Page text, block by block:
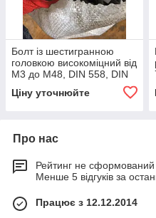
Болт із шестигранною
головкою високоміцний від
М3 до М48, DIN 558, DIN
601, DIN 931, DIN 933, DIN
960, DIN 961
Ціну уточнюйте
Про нас
Рейтинг не сформований
Менше 5 відгуків за
Працює з 12.12.2014